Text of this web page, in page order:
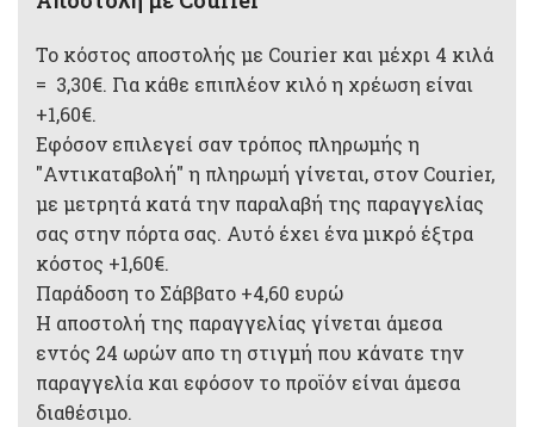
Το κόστος αποστολής με Courier και μέχρι 4 κιλά
= 3,30€. Για κάθε επιπλέον κιλό η χρέωση είναι
+1,60€.
Εφόσον επιλεγεί σαν τρόπος πληρωμής η
"Αντικαταβολή" η πληρωμή γίνεται, στον Courier,
με μετρητά κατά την παραλαβή της παραγγελίας
σας στην πόρτα σας. Αυτό έχει ένα μικρό έξτρα
κόστος +1,60€.
Παράδοση το Σάββατο +4,60 ευρώ
Η αποστολή της παραγγελίας γίνεται άμεσα
εντός 24 ωρών απο τη στιγμή που κάνατε την
παραγγελία και εφόσον το προϊόν είναι άμεσα
διαθέσιμο.